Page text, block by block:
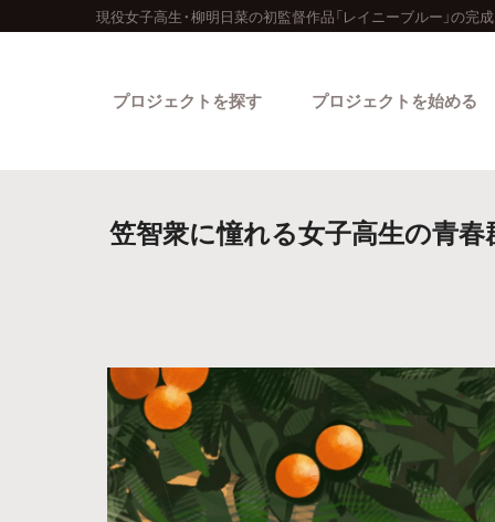
現役女子高生・柳明日菜の初監督作品「レイニーブルー」の完
プロジェクトを探す
カテゴリーから探す
プロジェクトを始める
笠智衆に憧れる女子高生の青春